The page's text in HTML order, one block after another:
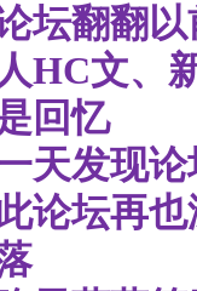
坛翻翻
HC文、
回忆
天发现
论坛再